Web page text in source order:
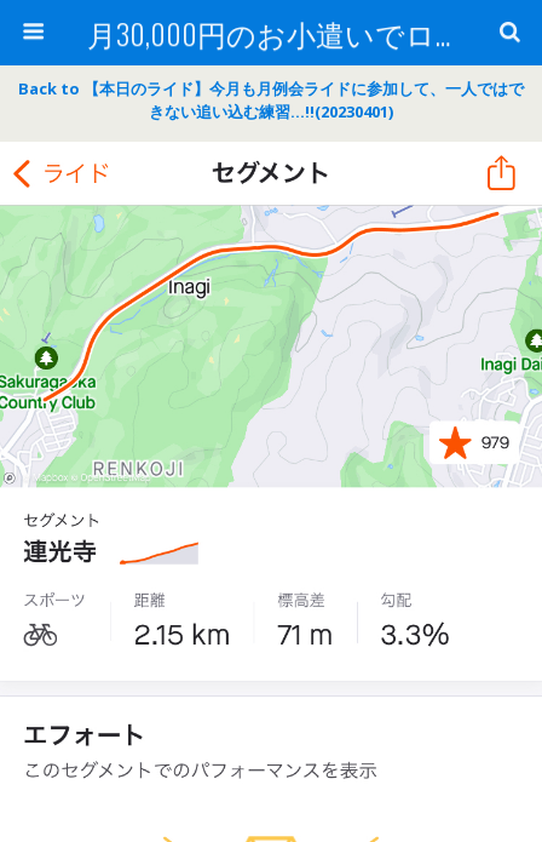
月30,000円のお小遣いでロードバイク
Back to 【本日のライド】今月も月例会ライドに参加して、一人ではで
きない追い込む練習…‼(20230401)